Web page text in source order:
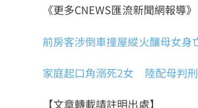
《更多CNEWS匯流新聞網報導》
前房客涉倒車撞屋縱火釀母女
家庭起口角溺死2女 陸配母判
【文章轉載請註明出處】